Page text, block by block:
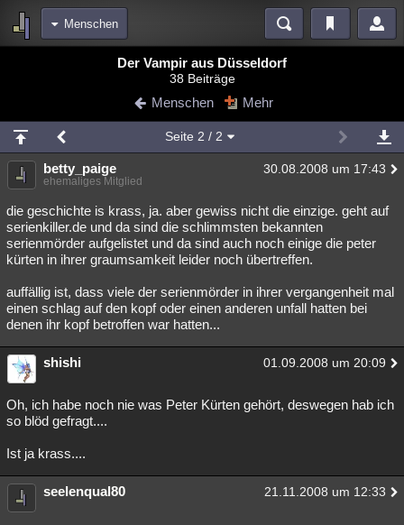
Menschen
Blogs
Chat Wiki Neuigkeiten
meine Rubriken
Menschen Wissenschaft Mystery Kriminalfälle
Spiritualität Verschwörungen Technologie Ufologie
Natur Umfragen Unterhaltung
weitere Rubriken
Philosophie Träume Orte Esoterik Literatur
Astronomie Helpdesk Gruppen
Musik Clash Allmystery English
Besucht Teilgenommen
Lesenswert
Der Vampir aus Düsseldorf
38 Beiträge
Menschen Mehr
Seite 2 / 2
betty_paige 30.08.2008 um 17:43
ehemaliges Mitglied
die geschichte is krass, ja. aber gewiss nicht die einzige. geht auf
serienkiller.de und da sind die schlimmsten bekannten
serienmörder aufgelistet und da sind auch noch einige die peter
kürten in ihrer graumsamkeit leider noch übertreffen.
auffällig ist, dass viele der serienmörder in ihrer vergangenheit mal
einen schlag auf den kopf oder einen anderen unfall hatten bei
denen ihr kopf betroffen war hatten...
shishi 01.09.2008 um 20:09
Oh, ich habe noch nie was Peter Kürten gehört, deswegen hab ich
so blöd gefragt....
Ist ja krass....
seelenqual80 21.11.2008 um 12:33